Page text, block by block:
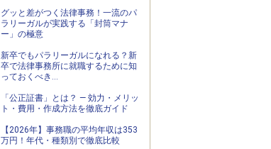
グッと差がつく法律事務！一流のパ
ラリーガルが実践する「封筒マナ
ー」の極意
新卒でもパラリーガルになれる？新
卒で法律事務所に就職するために知
っておくべき…
「公正証書」とは？ — 効力・メリッ
ト・費用・作成方法を徹底ガイド
【2026年】事務職の平均年収は353
万円！年代・種類別で徹底比較